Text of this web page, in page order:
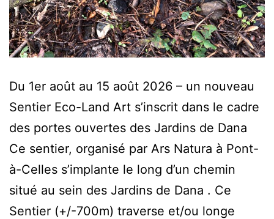
Du 1er août au 15 août 2026 – un nouveau
Sentier Eco-Land Art s’inscrit dans le cadre
des portes ouvertes des Jardins de Dana
Ce sentier, organisé par Ars Natura à Pont-
à-Celles s’implante le long d’un chemin
situé au sein des Jardins de Dana . Ce
Sentier (+/-700m) traverse et/ou longe